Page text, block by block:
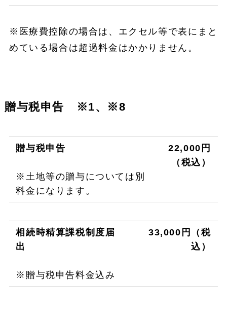
※医療費控除の場合は、エクセル等で表にまと
めている場合は超過料金はかかりません。
贈与税申告 ※1、※8
贈与税申告
※土地等の贈与については別
料金になります。
22,000円
（税込）
相続時精算課税制度届
出
※贈与税申告料金込み
33,000円（税
込）